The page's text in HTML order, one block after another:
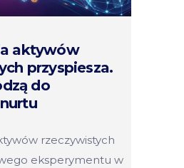
aktywów
przyspiesza.
do
rzeczywistych
eksperymentu w